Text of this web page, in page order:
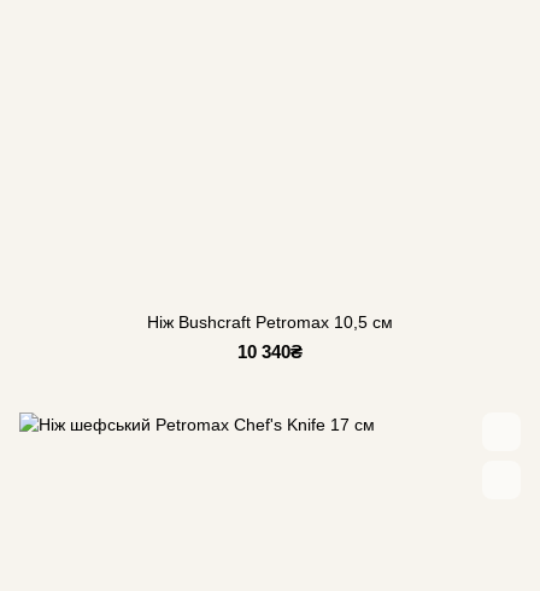
Ніж Bushcraft Petromax 10,5 см
10 340₴